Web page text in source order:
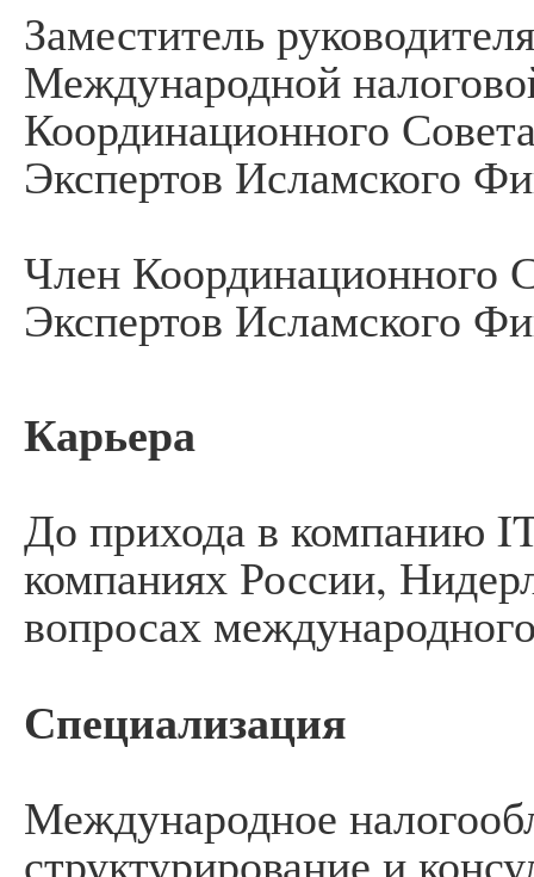
Заместитель
Международной
Координационного
Экспертов Исламского
Член Координационного
Экспертов Исламского
Карьера
До прихода в компанию
компаниях России,
вопросах
Специализация
Международное